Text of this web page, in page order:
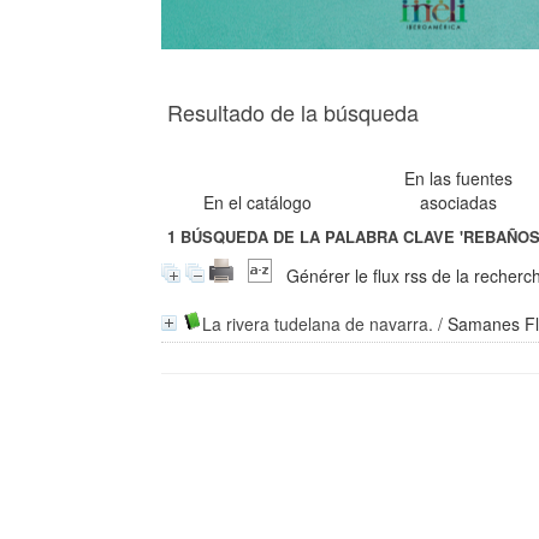
Resultado de la búsqueda
En el catálogo
En las fuentes
asociadas
1 BÚSQUEDA DE LA PALABRA CLAVE
Générer le flux rss de la
La rivera tudelana de navarra. /Samanes